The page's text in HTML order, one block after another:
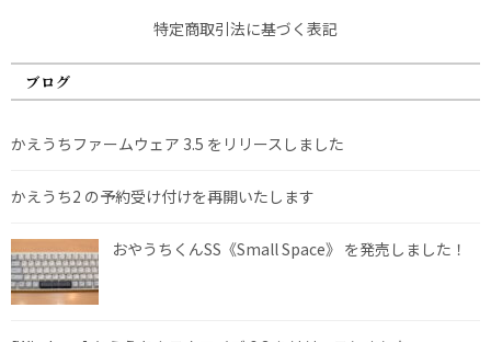
特定商取引法に基づく表記
ブログ
かえうちファームウェア 3.5 をリリースしました
かえうち2 の予約受け付けを再開いたします
おやうちくんSS《Small Space》 を発売しました！